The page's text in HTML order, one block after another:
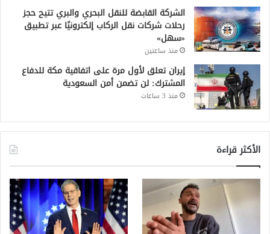
الشركة القابضة للنقل البحري والبري تتيح حجز
رحلات شركات نقل الركاب إلكترونيًا عبر تطبيق
«سهل»
منذ ساعتين
إيران تعلق لأول مرة على اتفاقية مكة للدفاع
المشترك: لن تضمن أمن السعودية
منذ 3 ساعات
الأكثر قراءة